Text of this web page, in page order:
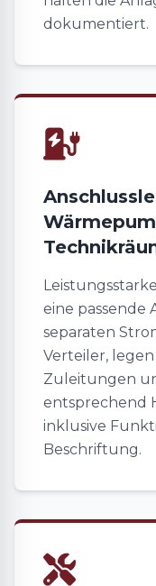
dokumentiert.
eine passende
separaten
Verteiler,
Zuleitungen
entsprechend
inklusive
Beschriftung.